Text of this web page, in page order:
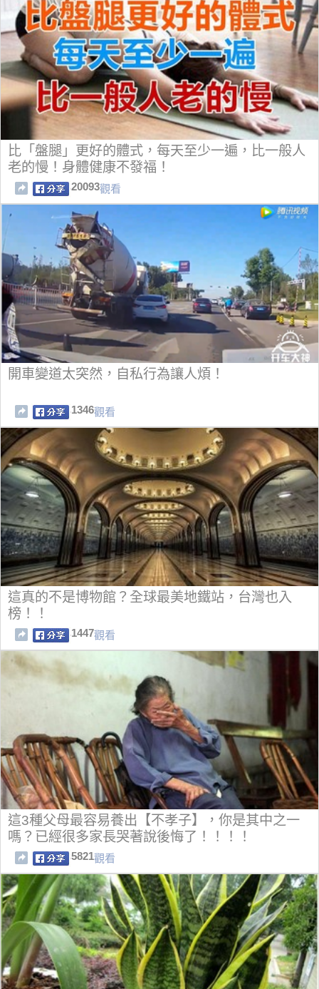
比「盤腿」更好的體式，每天至少一遍，比一般人
老的慢！身體健康不發福！
20093觀看
開車變道太突然，自私行為讓人煩！
1346觀看
這真的不是博物館？全球最美地鐵站，台灣也入
榜！！
1447觀看
這3種父母最容易養出【不孝子】，你是其中之一
嗎？已經很多家長哭著說後悔了！！！！
5821觀看